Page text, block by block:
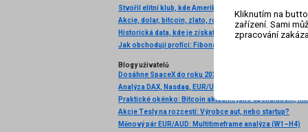
Akcie, dolar, bitcoin, zlato, ropa: Začíná to!
Blogy uživatelů
Dosáhne SpaceX do roku 2030 tržeb ve výši 1 bilionu
Akcie Tesly na rozcestí: Výrobce aut, nebo startup?
Měnový pár EUR/AUD: Multitimeframe analýza (W1–H4)
Kliknutím na
zařízení. Sami
zpracování